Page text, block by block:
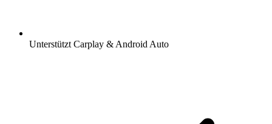
Unterstützt Carplay & Android Auto